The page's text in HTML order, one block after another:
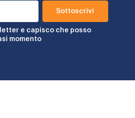
e capisco che posso
momento